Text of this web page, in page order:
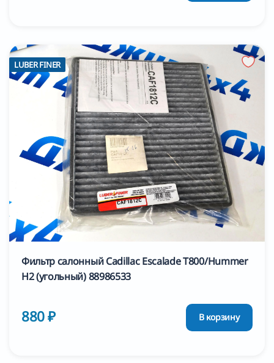
LUBER FINER
Фильтр салонный Cadillac Escalade T800/Hummer
H2 (угольный) 88986533
880 ₽ В корзину